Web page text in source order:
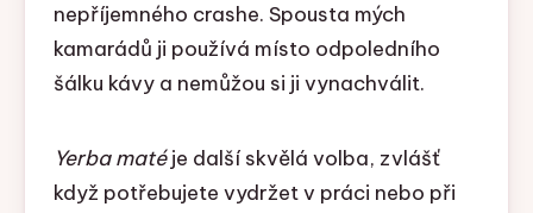
nepříjemného crashe. Spousta mých
kamarádů ji používá místo odpoledního
šálku kávy a nemůžou si ji vynachválit.
Yerba matéje další skvělá volba, zvlášť
když potřebujete vydržet v práci nebo při